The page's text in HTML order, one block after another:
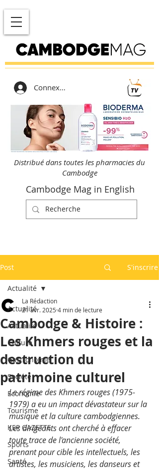
Connexion
Distribué dans toutes les pharmacies du
Cambodge
Cambodge Mag in English
Post S'inscrire
Actualité
Actualité
Culture
Gastronomie
Société
Economie
Tourisme
KEP GAZETTE
Sports
Santé
Actualité
Cambodge & Histoire :
Les Khmers rouges et la
destruction du
patrimoine culturel
La Rédaction
21 avr. 2025 4 min de lecture
Le régime des Khmers rouges (1975-
1979) a eu un impact dévastateur sur la
musique et la culture cambodgiennes.
Les dirigeants ont cherché à effacer
toute trace de l'ancienne société,
prenant pour cible les intellectuels, les
artistes, les musiciens, les danseurs et